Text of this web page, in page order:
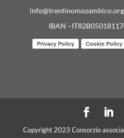
IBAN
Copyright 2023 Consorzio